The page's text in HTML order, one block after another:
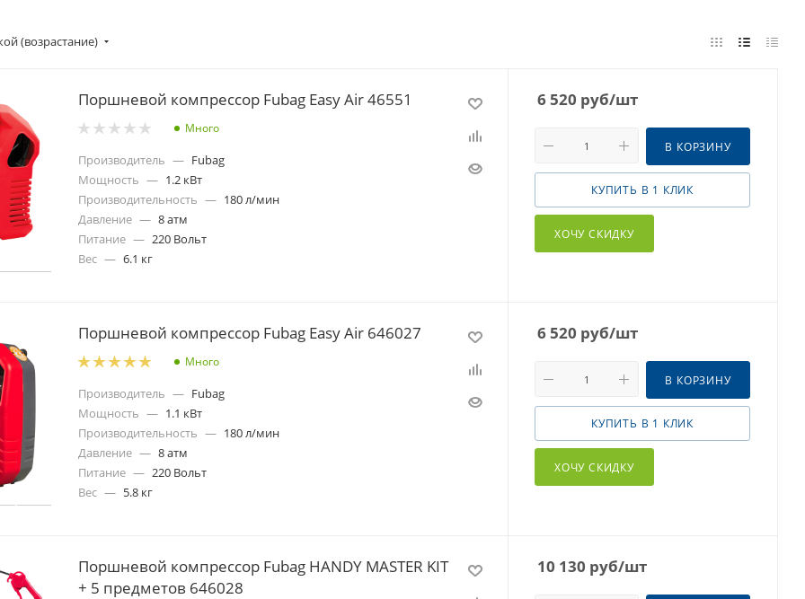
(возрастание)
Поршневой компрессор Fubag Easy Air 46551
Много
Производитель — Fubag
Мощность — 1.2 кВт
Производительность — 180 л/мин
Давление — 8 атм
Питание — 220 Вольт
Вес — 6.1 кг
6 520 руб/шт
В КОРЗИНУ
КУПИТЬ В 1 КЛИК
ХОЧУ СКИДКУ
Поршневой компрессор Fubag Easy Air 646027
Много
Производитель — Fubag
Мощность — 1.1 кВт
Производительность — 180 л/мин
Давление — 8 атм
Питание — 220 Вольт
Вес — 5.8 кг
6 520 руб/шт
В КОРЗИНУ
КУПИТЬ В 1 КЛИК
ХОЧУ СКИДКУ
Поршневой компрессор Fubag HANDY MASTER KIT
+ 5 предметов 646028
10 130 руб/шт